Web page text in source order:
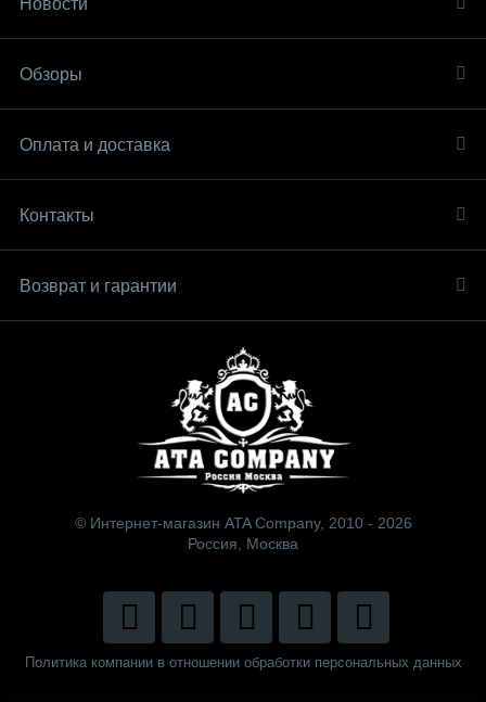
Новости
Обзоры
Оплата и доставка
Контакты
Возврат и гарантии
© Интернет-магазин ATA Company, 2010 - 2026
Россия, Москва
Политика компании в отношении обработки персональных данных